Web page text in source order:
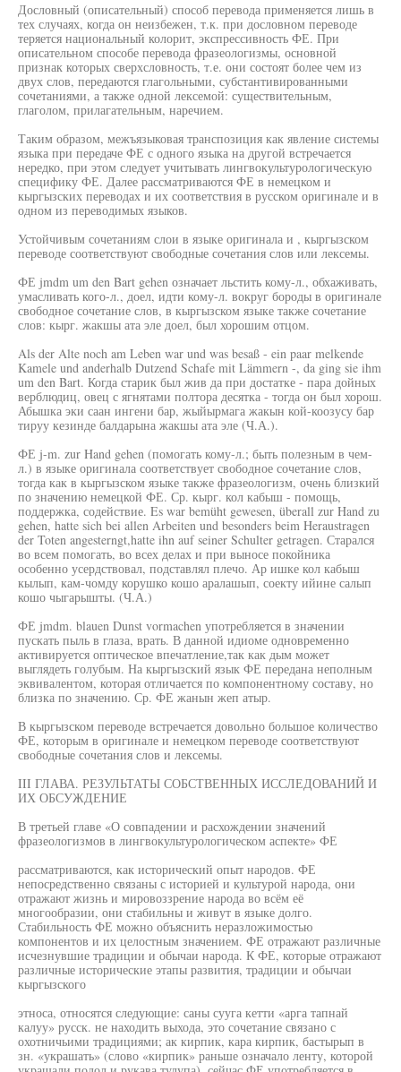
Дословный (описательный) способ перевода применяется лишь в
тех случаях, когда он неизбежен, т.к. при дословном переводе
теряется национальный колорит, экспрессивность ФЕ. При
описательном способе перевода фразеологизмы, основной
признак которых сверхсловность, т.е. они состоят более чем из
двух слов, передаются глагольными, субстантивированными
сочетаниями, а также одной лексемой: существительным,
глаголом, прилагательным, наречием.
Таким образом, межъязыковая транспозиция как явление системы
языка при передаче ФЕ с одного языка на другой встречается
нередко, при этом следует учитывать лингвокультурологическую
специфику ФЕ. Далее рассматриваются ФЕ в немецком и
кыргызских переводах и их соответствия в русском оригинале и в
одном из переводимых языков.
Устойчивым сочетаниям слои в языке оригинала и , кыргызском
переводе соответствуют свободные сочетания слов или лексемы.
ФЕ jmdm um den Bart gehen означает льстить кому-л., обхаживать,
умасливать кого-л., доел, идти кому-л. вокруг бороды в оригинале
свободное сочетание слов, в кыргызском языке также сочетание
слов: кырг. жакшы ата эле доел, был хорошим отцом.
Als der Alte noch am Leben war und was besaß - ein paar melkende
Kamele und anderhalb Dutzend Schafe mit Lämmern -, da ging sie ihm
um den Bart. Когда старик был жив да при достатке - пара дойных
верблюдиц, овец с ягнятами полтора десятка - тогда он был хорош.
Абышка эки саан ингени бар, жыйырмага жакын кой-коозусу бар
тируу кезинде балдарына жакшы ата эле (Ч.А.).
ФЕ j-m. zur Hand gehen (помогать кому-л.; быть полезным в чем-
л.) в языке оригинала соответствует свободное сочетание слов,
тогда как в кыргызском языке также фразеологизм, очень близкий
по значению немецкой ФЕ. Ср. кырг. кол кабыш - помощь,
поддержка, содействие. Es war bemüht gewesen, überall zur Hand zu
gehen, hatte sich bei allen Arbeiten und besonders beim Heraustragen
der Toten angesterngt,hatte ihn auf seiner Schulter getragen. Старался
во всем помогать, во всех делах и при выносе покойника
особенно усердствовал, подставлял плечо. Ар ишке кол кабыш
кылып, кам-чомду корушко кошо аралашып, соекту ийине салып
кошо чыгарышты. (Ч.А.)
ФЕ jmdm. blauen Dunst vormachen употребляется в значении
пускать пыль в глаза, врать. В данной идиоме одновременно
активируется оптическое впечатление,так как дым может
выглядеть голубым. На кыргызский язык ФЕ передана неполным
эквивалентом, которая отличается по компонентному составу, но
близка по значению. Ср. ФЕ жанын жеп атыр.
В кыргызском переводе встречается довольно большое количество
ФЕ, которым в оригинале и немецком переводе соответствуют
свободные сочетания слов и лексемы.
III ГЛАВА. РЕЗУЛЬТАТЫ СОБСТВЕННЫХ ИССЛЕДОВАНИЙ И
ИХ ОБСУЖДЕНИЕ
В третьей главе «О совпадении и расхождении значений
фразеологизмов в лингвокультурологическом аспекте» ФЕ
рассматриваются, как исторический опыт народов. ФЕ
непосредственно связаны с историей и культурой народа, они
отражают жизнь и мировоззрение народа во всём её
многообразии, они стабильны и живут в языке долго.
Стабильность ФЕ можно объяснить неразложимостью
компонентов и их целостным значением. ФЕ отражают различные
исчезнувшие традиции и обычаи народа. К ФЕ, которые отражают
различные исторические этапы развития, традиции и обычаи
кыргызского
этноса, относятся следующие: саны сууга кетти «арга тапнай
калуу» русск. не находить выхода, это сочетание связано с
охотничьими традициями; ак кирпик, кара кирпик, бастырып в
зн. «украшать» (слово «кирпик» раньше означало ленту, которой